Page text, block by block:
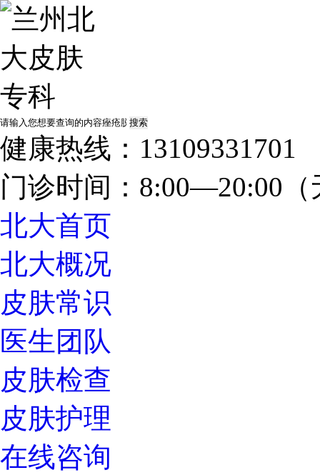
健康热线：13109331701
门诊时间：8:00—20:00（
北大首页
北大概况
皮肤常识
医生团队
皮肤检查
皮肤护理
在线咨询